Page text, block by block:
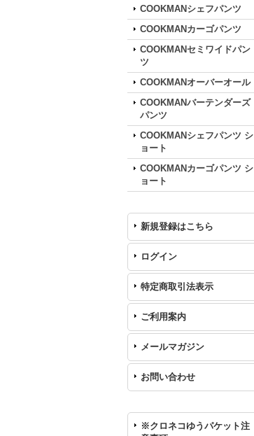
COOKMANシェフパンツ
COOKMANカーゴパンツ
COOKMANセミワイドパン
ツ
COOKMANオーバーオール
COOKMANバーテンダーズ
パンツ
COOKMANシェフパンツ シ
ョート
COOKMANカーゴパンツ シ
ョート
新規登録はこちら
ログイン
特定商取引法表示
ご利用案内
メールマガジン
お問い合わせ
※クロネコゆうパケット注